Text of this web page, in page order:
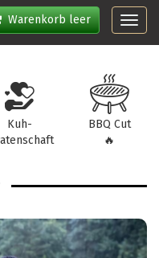
Warenkorb leer
Kuh-
BBQ Cut
🔥